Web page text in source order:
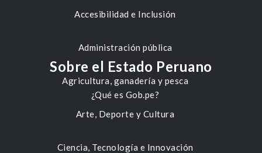
Accesibilidad e Inclusión
Administración pública
Agricultura, ganadería y pesca
Arte, Deporte y Cultura
Ciencia, Tecnología e Innovación
Sobre el Estado Peruano
¿Qué es Gob.pe?